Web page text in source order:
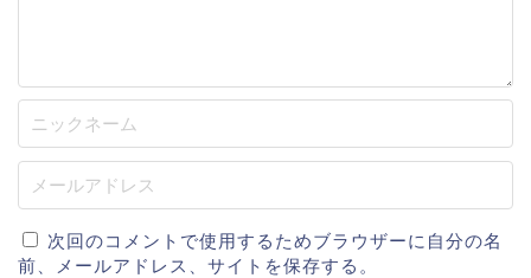
次回のコメントで使用するためブラウザーに自分の名
前、メールアドレス、サイトを保存する。